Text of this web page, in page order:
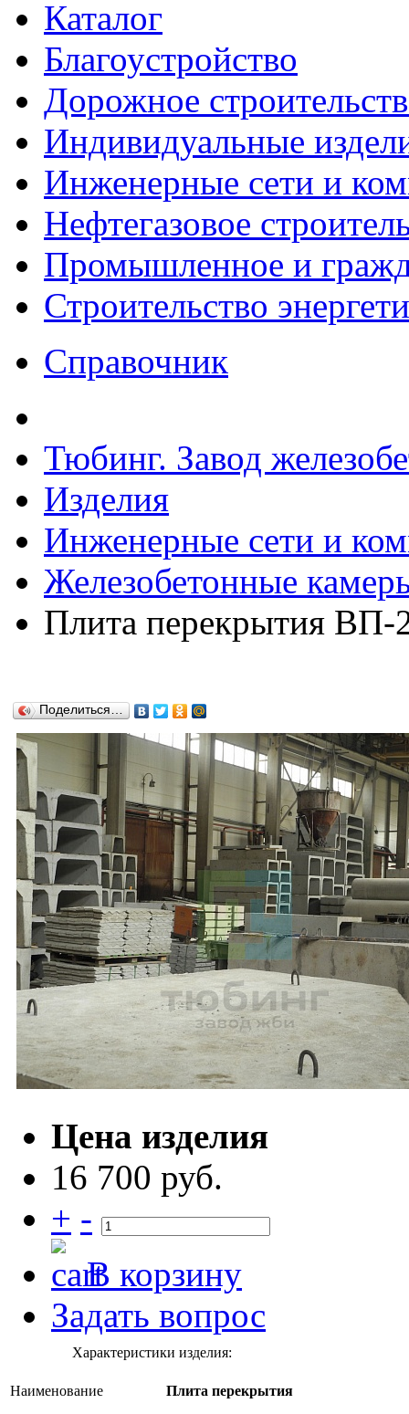
Каталог
Благоустройство
Дорожное
Индивидуальные
Инженерные сети и
Нефтегазовое
Промышленное и
Строительство
Справочник
Тюбинг. Завод
Изделия
Инженерные сети и
Железобетонные
Плита перекрытия ВП-
Поделиться…
Цена изделия
16 700 руб.
+ -
В корзину
Задать вопрос
Характеристики изделия:
Наименование Плита перекрытия